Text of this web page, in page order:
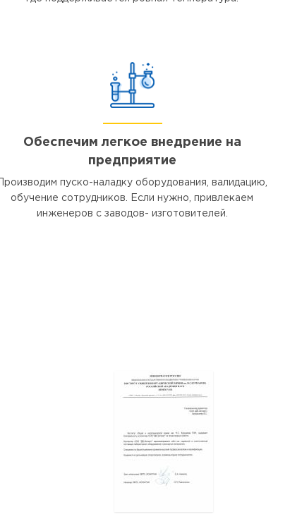
Обеспечим легкое внедрение на
предприятие
Производим пуско-наладку оборудования, валидацию,
обучение сотрудников. Если нужно, привлекаем
инженеров с заводов- изготовителей.